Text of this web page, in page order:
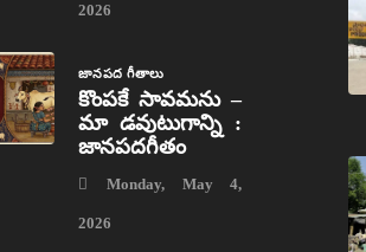
2026
జానపద గీతాలు
కొంపకే సావమను –
మా డవుటుగాన్ని :
జానపదగీతం
Monday, May 4,
2026